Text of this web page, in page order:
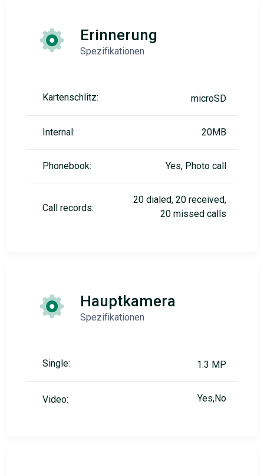
Erinnerung
Spezifikationen
Kartenschlitz: microSD
Internal: 20MB
Phonebook: Yes, Photo call
Call records:
20 dialed, 20 received,
20 missed calls
Hauptkamera
Spezifikationen
Single: 1.3 MP
Video: Yes,No